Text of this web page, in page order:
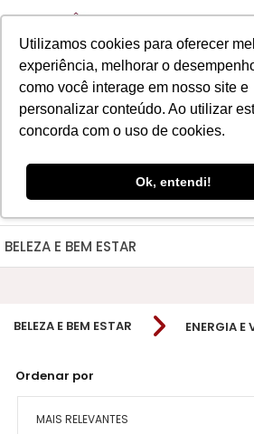
Utilizamos cookies para oferecer
experiência, melhorar o
como você interage em nosso site e
personalizar conteúdo. Ao utilizar
concorda com o uso de cookies.
Ok, entendi!
PERFUMES
IMPORTADOS
FEMININO
MASCULINO
ÁRABES
FEMININO
MASCULINO
SEMI SELETIVO
FEMININO
-------------
FEMININO
MASCULINO
MINIATURAS 25ML
BRAND COLLECTION
ÁRABE COLLECTION
BODY SPLASH
HIDRATANTES
DECANTS
DECANTS DE LUXO
DECANTS ÁRABES
DESCOBERTAS
ASSINATURA DE PERFUME
ASSINATURA ROUPA
BLAZER
VESTIDOS
BOLSAS
MAQUIAGENS
LADY BEAUTY
ROSTO
BOCA
OLHOS
ROSTO
RUBY ROSE
BOCA
OLHOS
MELU
BOCA
MACRILAN
BELEZA E BEM ESTAR
MAGNUS - ENERGIA
FEM-SAÚDE MULHER
HOMO – VIGOR
NOSSO DIFERENCIAL
TECNOLOGIA MICELIZAÇÃO
DETOX ESSENCE
MAIS VITALIDADE
BELEZA E BEM ESTAR ENERGIA E
Ordenar por
MAIS RELEVANTES